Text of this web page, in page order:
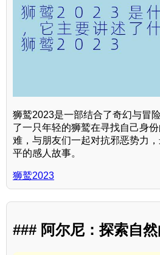
狮鹫2023是一部结合了奇幻与冒
了一只年轻的狮鹫在寻找自己身
难，与朋友们一起对抗邪恶势力
平的感人故事。
狮鹫2023
### 阿尔尼：探索自